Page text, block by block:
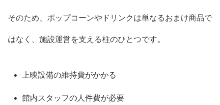
そのため、ポップコーンやドリンクは単なるおまけ商品で
はなく、施設運営を支える柱のひとつです。
上映設備の維持費がかかる
館内スタッフの人件費が必要